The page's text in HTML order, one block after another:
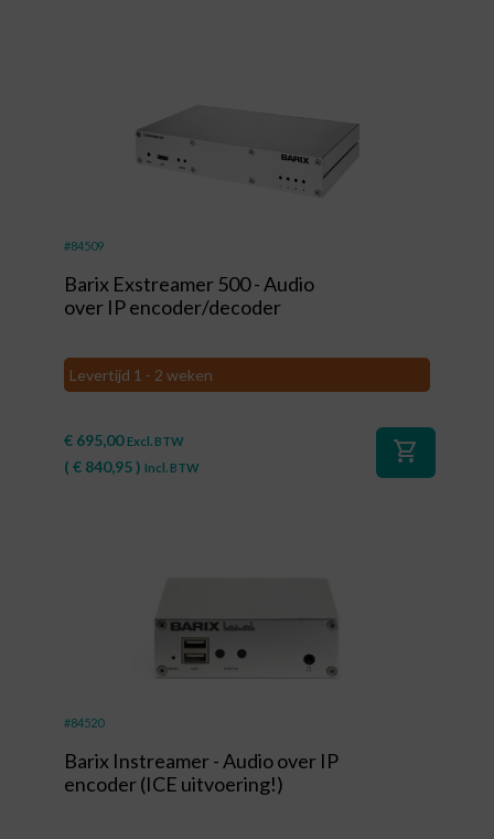
#84509
Barix Exstreamer 500 - Audio
over IP encoder/decoder
Levertijd 1 - 2 weken
€ 695,00 Excl. BTW
( € 840,95) Incl. BTW
shopping_cart
#84520
Barix Instreamer - Audio over IP
encoder (ICE uitvoering!)